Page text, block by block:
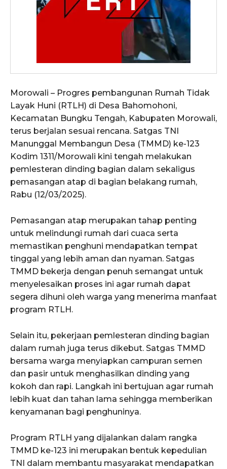
Morowali – Progres pembangunan Rumah Tidak
Layak Huni (RTLH) di Desa Bahomohoni,
Kecamatan Bungku Tengah, Kabupaten Morowali,
terus berjalan sesuai rencana. Satgas TNI
Manunggal Membangun Desa (TMMD) ke-123
Kodim 1311/Morowali kini tengah melakukan
pemlesteran dinding bagian dalam sekaligus
pemasangan atap di bagian belakang rumah,
Rabu (12/03/2025).
Pemasangan atap merupakan tahap penting
untuk melindungi rumah dari cuaca serta
memastikan penghuni mendapatkan tempat
tinggal yang lebih aman dan nyaman. Satgas
TMMD bekerja dengan penuh semangat untuk
menyelesaikan proses ini agar rumah dapat
segera dihuni oleh warga yang menerima manfaat
program RTLH.
Selain itu, pekerjaan pemlesteran dinding bagian
dalam rumah juga terus dikebut. Satgas TMMD
bersama warga menyiapkan campuran semen
dan pasir untuk menghasilkan dinding yang
kokoh dan rapi. Langkah ini bertujuan agar rumah
lebih kuat dan tahan lama sehingga memberikan
kenyamanan bagi penghuninya.
Program RTLH yang dijalankan dalam rangka
TMMD ke-123 ini merupakan bentuk kepedulian
TNI dalam membantu masyarakat mendapatkan